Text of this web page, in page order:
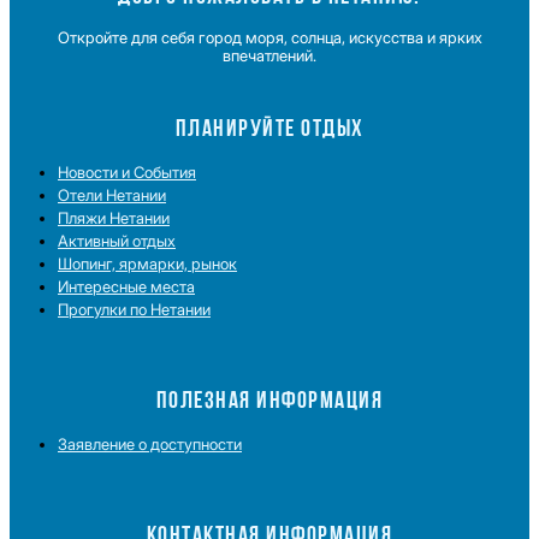
Откройте для себя город моря, солнца, искусства и ярких
впечатлений.
ПЛАНИРУЙТЕ ОТДЫХ
Новости и Cобытия
Отели Нетании
Пляжи Нетании
Активный отдых
Шопинг, ярмарки, рынок
Интересные места
Прогулки по Нетании
ПОЛЕЗНАЯ ИНФОРМАЦИЯ
Заявление о доступности